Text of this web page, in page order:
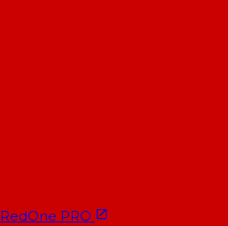
RedOne PRO